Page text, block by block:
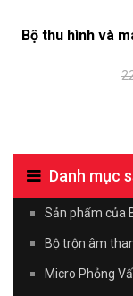
Bộ thu hình và
Danh mục
Sản phẩm của
Bộ trộn âm
Micro Phỏng